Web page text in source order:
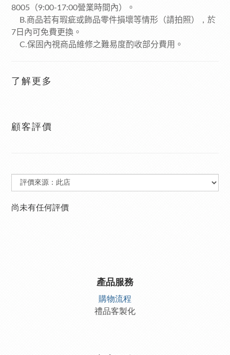
8005 （9:00-17:00營業時間內）。
B.商品若有瑕疵或飾品零件損壞等情形（請拍照） ， 於
7 日內可免費更換。
C.保固內視商品維修之難易度酌收部分費用。
了解更多
顧客評價
尚未有任何評價
產品服務
購物流程
禮品客製化